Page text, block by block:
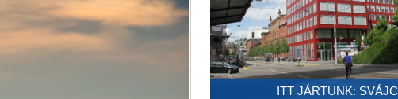
ITT JÁRTUNK: SVÁJC